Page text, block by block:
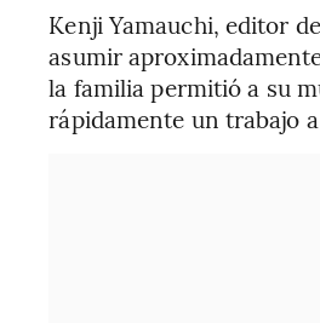
Kenji Yamauchi, editor
asumir
la familia permitió a su
rápidamente un trabajo